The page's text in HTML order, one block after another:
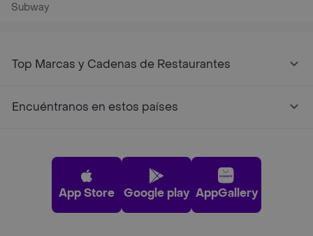
Subway
Top Marcas y Cadenas de Restaurantes
Encuéntranos en estos países
App Store Google play AppGallery